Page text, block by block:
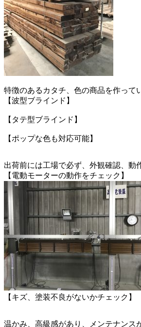
特徴のあるカタチ、色の商品を作って
【波型ブラインド】
【タテ型ブラインド】
【ポップな色も対応可能】
出荷前には工場で必ず、外観確認、動
【電動モーターの動作をチェック】
【キズ、塗装不良がないかチェック】
温かみ、高級感があり、メンテナンス